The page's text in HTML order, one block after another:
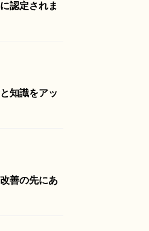
認定されま
知識をアッ
善の先にあ